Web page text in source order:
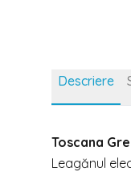
Descriere
Toscana
Leagănul